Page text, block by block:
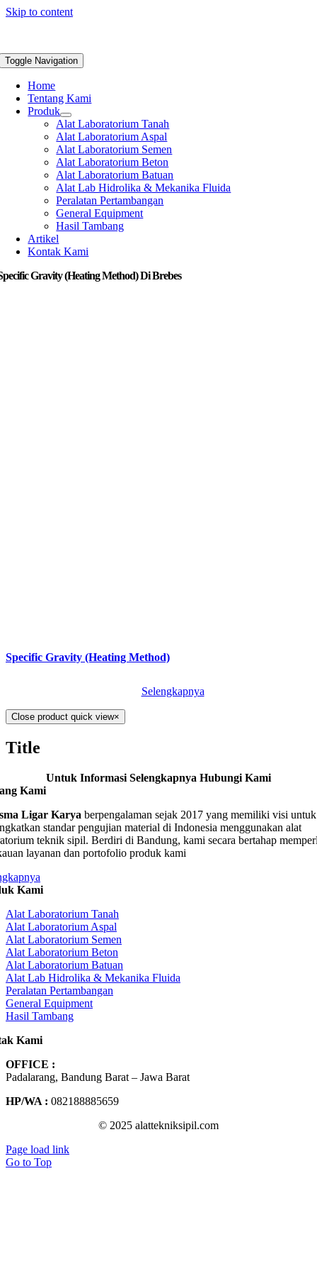
Skip to content
Toggle Navigation
Home
Tentang Kami
Produk
Alat Laboratorium Tanah
Alat Laboratorium Aspal
Alat Laboratorium Semen
Alat Laboratorium Beton
Alat Laboratorium Batuan
Alat Lab Hidrolika & Mekanika Fluida
Peralatan Pertambangan
General Equipment
Hasil Tambang
Artikel
Kontak Kami
Gravity (Heating Method) Di Brebes
Specific Gravity (Heating Method)
Selengkapnya
Close product quick view×
Title
Untuk Informasi Selengkapnya Hubungi Kami
Kami
Ligar Karya berpengalaman sejak 2017 yang memiliki visi untuk
standar pengujian material di Indonesia menggunakan alat
teknik sipil. Berdiri di Bandung, kami secara bertahap
layanan dan portofolio produk kami
Kami
Alat Laboratorium Tanah
Alat Laboratorium Aspal
Alat Laboratorium Semen
Alat Laboratorium Beton
Alat Laboratorium Batuan
Alat Lab Hidrolika & Mekanika Fluida
Peralatan Pertambangan
General Equipment
Hasil Tambang
Kami
OFFICE :
Padalarang, Bandung Barat – Jawa Barat
HP/WA : 082188885659
© 2025 alattekniksipil.com
Page load link
Go to Top